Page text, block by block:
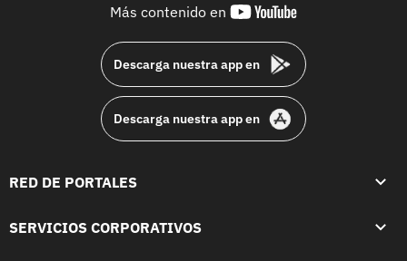
Más contenido en
youtube-
Descarga nuestra app en
Descarga nuestra app en
RED DE PORTALES
SERVICIOS CORPORATIVOS